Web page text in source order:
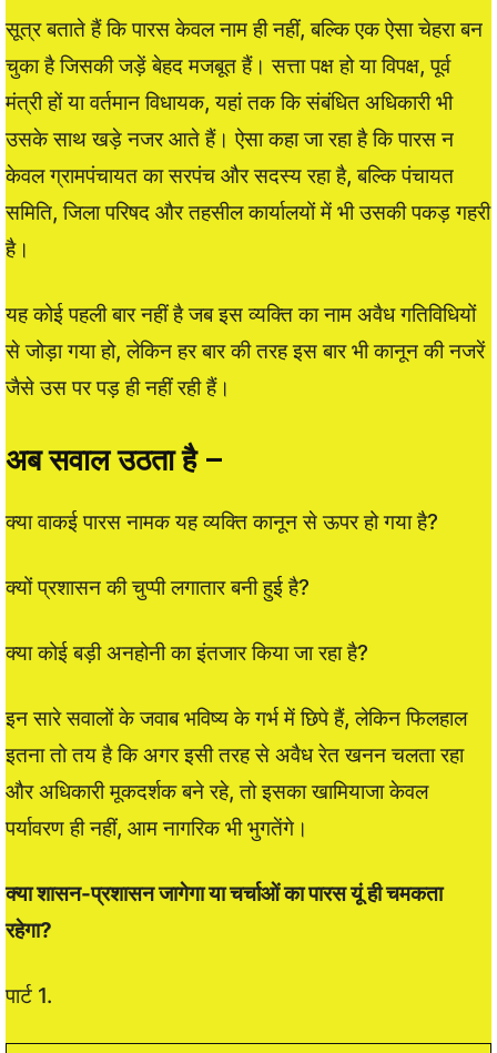
सूत्र बताते हैं कि पारस केवल नाम ही नहीं, बल्कि एक ऐसा चेहरा बन
चुका है जिसकी जड़ें बेहद मजबूत हैं। सत्ता पक्ष हो या विपक्ष, पूर्व
मंत्री हों या वर्तमान विधायक, यहां तक कि संबंधित अधिकारी भी
उसके साथ खड़े नजर आते हैं। ऐसा कहा जा रहा है कि पारस न
केवल ग्रामपंचायत का सरपंच और सदस्य रहा है, बल्कि पंचायत
समिति, जिला परिषद और तहसील कार्यालयों में भी उसकी पकड़ गहरी
है।
यह कोई पहली बार नहीं है जब इस व्यक्ति का नाम अवैध गतिविधियों
से जोड़ा गया हो, लेकिन हर बार की तरह इस बार भी कानून की नजरें
जैसे उस पर पड़ ही नहीं रही हैं।
अब सवाल उठता है –
क्या वाकई पारस नामक यह व्यक्ति कानून से ऊपर हो गया है?
क्यों प्रशासन की चुप्पी लगातार बनी हुई है?
क्या कोई बड़ी अनहोनी का इंतजार किया जा रहा है?
इन सारे सवालों के जवाब भविष्य के गर्भ में छिपे हैं, लेकिन फिलहाल
इतना तो तय है कि अगर इसी तरह से अवैध रेत खनन चलता रहा
और अधिकारी मूकदर्शक बने रहे, तो इसका खामियाजा केवल
पर्यावरण ही नहीं, आम नागरिक भी भुगतेंगे।
क्या शासन-प्रशासन जागेगा या चर्चाओं का पारस यूं ही चमकता
रहेगा?
पार्ट 1.